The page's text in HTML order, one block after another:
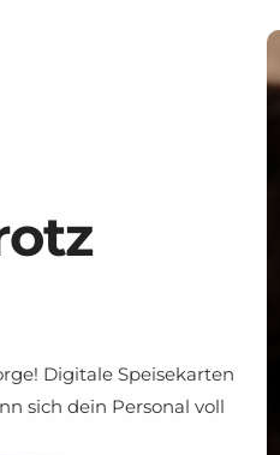
Digitale Speisekarten
sich dein Personal voll